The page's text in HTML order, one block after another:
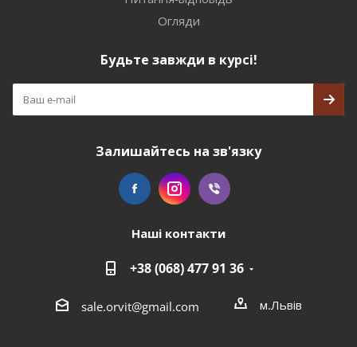
Огляди
Будьте завжди в курсі!
Залишайтесь на зв'язку
Наші контакти
+38 (068) 477 91 36
sale.orvit@gmail.com м.Львів